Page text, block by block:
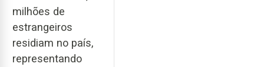
milhões de
estrangeiros
residiam no país,
representando